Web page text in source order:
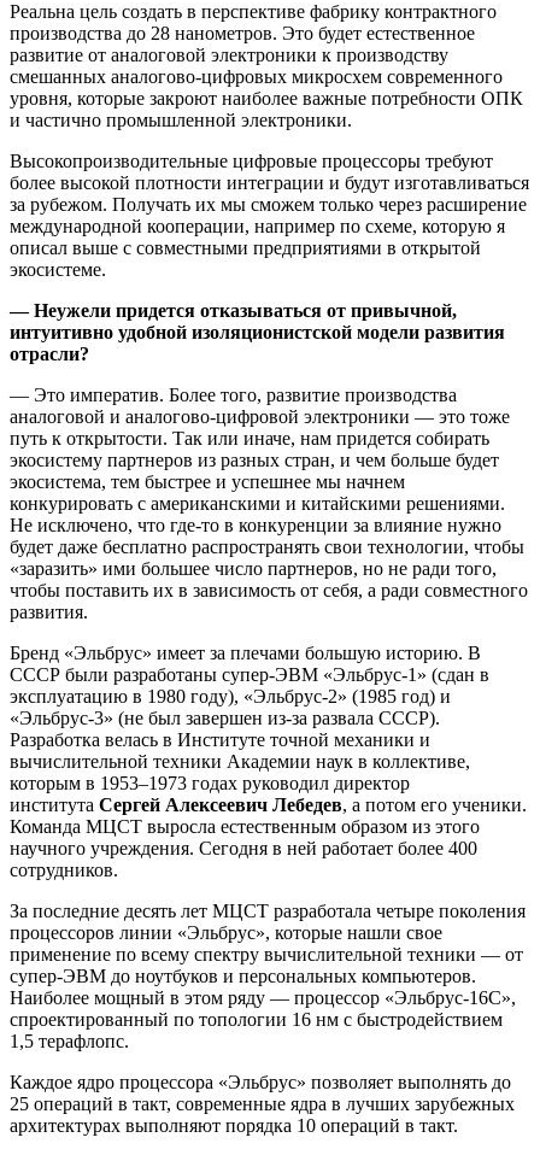
Реальна цель создать в перспективе фабрику контрактного
производства до 28 нанометров. Это будет естественное
развитие от аналоговой электроники к производству
смешанных аналогово-цифровых микросхем современного
уровня, которые закроют наиболее важные потребности ОПК
и частично промышленной электроники.
Высокопроизводительные цифровые процессоры требуют
более высокой плотности интеграции и будут изготавливаться
за рубежом. Получать их мы сможем только через расширение
международной кооперации, например по схеме, которую я
описал выше с совместными предприятиями в открытой
экосистеме.
— Неужели придется отказываться от привычной,
интуитивно удобной изоляционистской модели развития
отрасли?
— Это императив. Более того, развитие производства
аналоговой и аналогово-цифровой электроники — это тоже
путь к открытости. Так или иначе, нам придется собирать
экосистему партнеров из разных стран, и чем больше будет
экосистема, тем быстрее и успешнее мы начнем
конкурировать с американскими и китайскими решениями.
Не исключено, что где-то в конкуренции за влияние нужно
будет даже бесплатно распространять свои технологии, чтобы
«заразить» ими большее число партнеров, но не ради того,
чтобы поставить их в зависимость от себя, а ради совместного
развития.
Бренд «Эльбрус» имеет за плечами большую историю. В
СССР были разработаны супер-ЭВМ «Эльбрус-1» (сдан в
эксплуатацию в 1980 году), «Эльбрус-2» (1985 год) и
«Эльбрус-3» (не был завершен из-за развала СССР).
Разработка велась в Институте точной механики и
вычислительной техники Академии наук в коллективе,
которым в 1953‒1973 годах руководил директор
института Сергей Алексеевич Лебедев, а потом его ученики.
Команда МЦСТ выросла естественным образом из этого
научного учреждения. Сегодня в ней работает более 400
сотрудников.
За последние десять лет МЦСТ разработала четыре поколения
процессоров линии «Эльбрус», которые нашли свое
применение по всему спектру вычислительной техники — от
супер-ЭВМ до ноутбуков и персональных компьютеров.
Наиболее мощный в этом ряду — процессор «Эльбрус-16С»,
спроектированный по топологии 16 нм с быстродействием
1,5 терафлопс.
Каждое ядро процессора «Эльбрус» позволяет выполнять до
25 операций в такт, современные ядра в лучших зарубежных
архитектурах выполняют порядка 10 операций в такт.